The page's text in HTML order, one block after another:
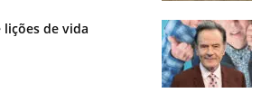
de vida